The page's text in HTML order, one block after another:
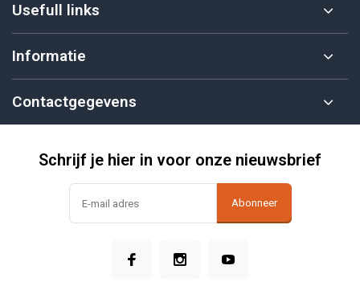
Usefull links
Informatie
Contactgegevens
Schrijf je hier in voor onze nieuwsbrief
Abonneer